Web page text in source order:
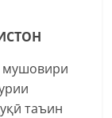
мушовири
таъин